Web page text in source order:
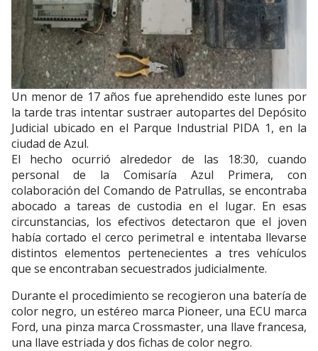
Un menor de 17 años fue aprehendido este lunes por
la tarde tras intentar sustraer autopartes del Depósito
Judicial ubicado en el Parque Industrial PIDA 1, en la
ciudad de Azul.
El hecho ocurrió alrededor de las 18:30, cuando
personal de la Comisaría Azul Primera, con
colaboración del Comando de Patrullas, se encontraba
abocado a tareas de custodia en el lugar. En esas
circunstancias, los efectivos detectaron que el joven
había cortado el cerco perimetral e intentaba llevarse
distintos elementos pertenecientes a tres vehículos
que se encontraban secuestrados judicialmente.
Durante el procedimiento se recogieron una batería de
color negro, un estéreo marca Pioneer, una ECU marca
Ford, una pinza marca Crossmaster, una llave francesa,
una llave estriada y dos fichas de color negro.